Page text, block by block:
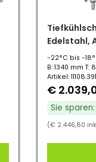
Edelstahl,
-22°C bis -
B: 1340 mm T:
Artikel:
€
Sie
(€ 2.446,80